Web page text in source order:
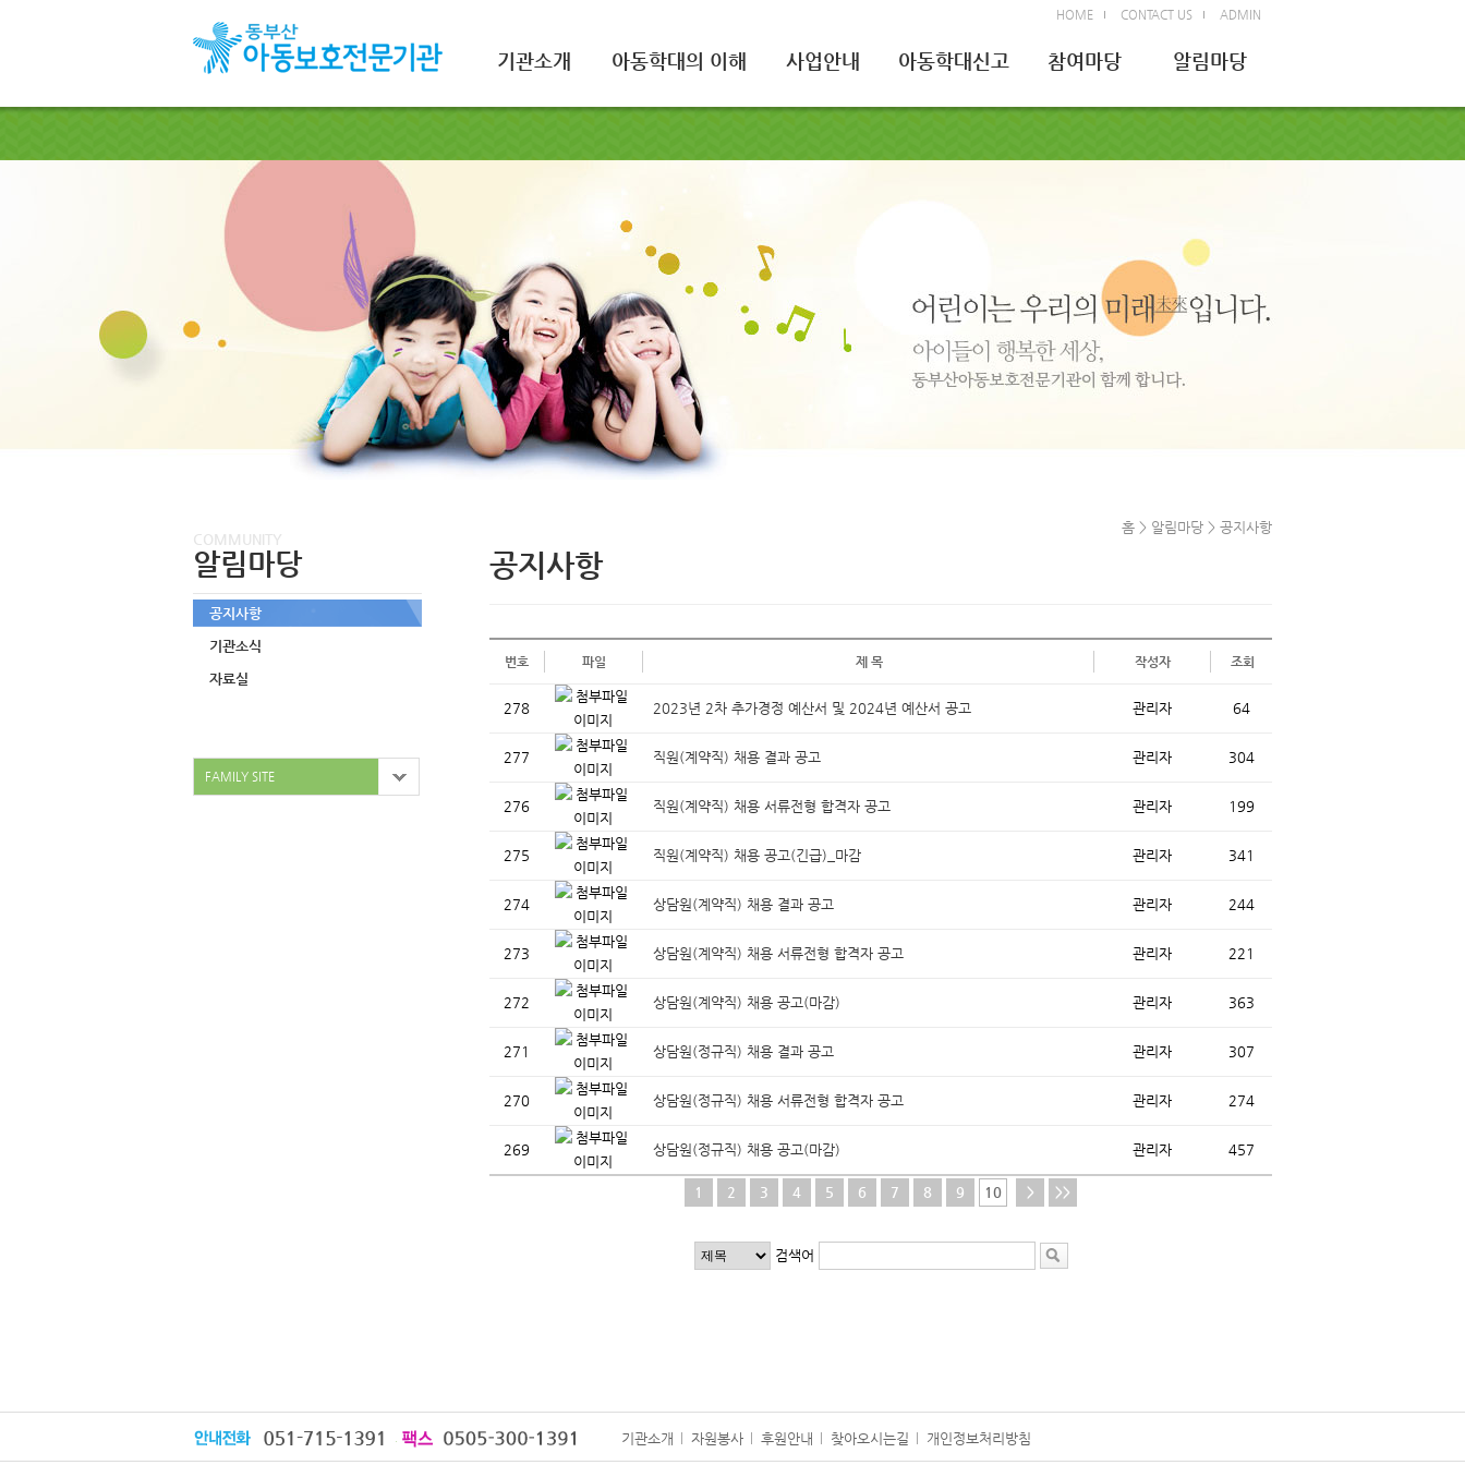
HOME CONTACT US ADMIN
기관소개 아동학대의 이해 사업안내 아동학대신고 참여마당 알림마당
COMMUNITY
알림마당
공지사항
기관소식
자료실
FAMILY SITE
홈 > 알림마당 > 공지사항
공지사항
번호 파일 제 목 작성자 조회
278 2023년 2차 추가경정 예산서 및 2024년 예산서 공고 관리자 64
277 직원(계약직) 채용 결과 공고 관리자 304
276 직원(계약직) 채용 서류전형 합격자 공고 관리자 199
275 직원(계약직) 채용 공고(긴급)_마감 관리자 341
274 상담원(계약직) 채용 결과 공고 관리자 244
273 상담원(계약직) 채용 서류전형 합격자 공고 관리자 221
272 상담원(계약직) 채용 공고(마감) 관리자 363
271 상담원(정규직) 채용 결과 공고 관리자 307
270 상담원(정규직) 채용 서류전형 합격자 공고 관리자 274
269 상담원(정규직) 채용 공고(마감) 관리자 457
1 2 3 4 5 6 7 8 9 10 > >>
검색어
기관소개 자원봉사 후원안내 찾아오시는길 개인정보처리방침